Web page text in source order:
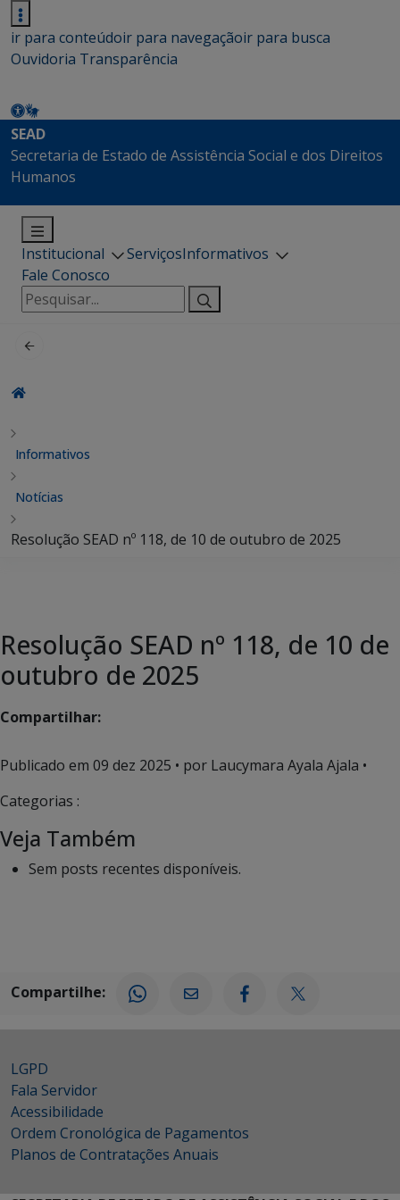
ir para conteúdoir para navegaçãoir para busca
Ouvidoria Transparência
SEAD
Secretaria de Estado de Assistência Social e dos Direitos
Humanos
Institucional ServiçosInformativos
Fale Conosco
Pesquisar
por:
Informativos
Notícias
Resolução SEAD nº 118, de 10 de outubro de 2025
Resolução SEAD nº 118, de 10 de
outubro de 2025
Compartilhar:
Publicado em 09 dez 2025 • por Laucymara Ayala Ajala •
Categorias :
Veja Também
Sem posts recentes disponíveis.
Compartilhe:
LGPD
Fala Servidor
Acessibilidade
Ordem Cronológica de Pagamentos
Planos de Contratações Anuais